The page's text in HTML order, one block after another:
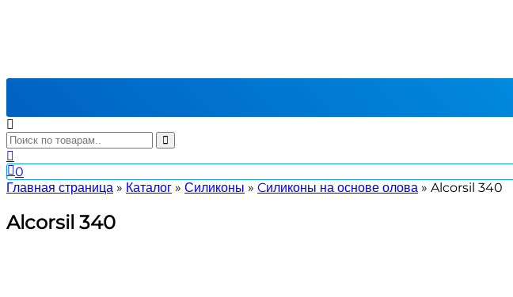
0
Главная страница » Каталог » Силиконы » Cиликоны на основе олова » Alcorsil 340
Alcorsil 340